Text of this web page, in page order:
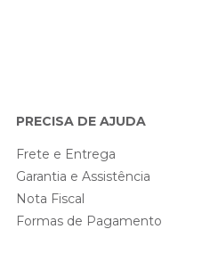
PRECISA DE AJUDA
Frete e Entrega
Garantia e Assistência
Nota Fiscal
Formas de Pagamento